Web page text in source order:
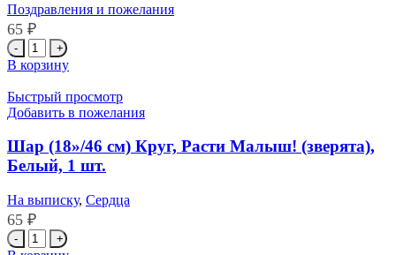
конфетти),
1
шт.
Поздравления и пожелания
65 ₽
Количество
товара
Шар
(18''/46
см)
Пусть
сбудутся
все
(искорки
звезд),
Бирюзовый,
Градиент,
В корзину
Быстрый просмотр
Добавить в пожелания
Шар (18»/46 см) Круг, Расти Малыш! (зверята),
Белый, 1 шт.
На выписку, Сердца
65 ₽
Количество